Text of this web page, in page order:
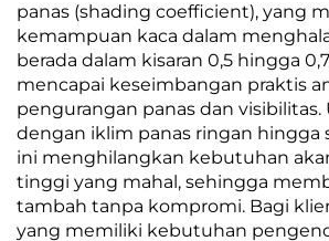
panas (shading coefficient), yang
kemampuan kaca dalam
berada dalam kisaran 0,5 hingga
mencapai keseimbangan praktis
pengurangan panas dan
dengan iklim panas ringan hingga
ini menghilangkan kebutuhan
tinggi yang mahal, sehingga
tambah tanpa kompromi. Bagi
yang memiliki kebutuhan